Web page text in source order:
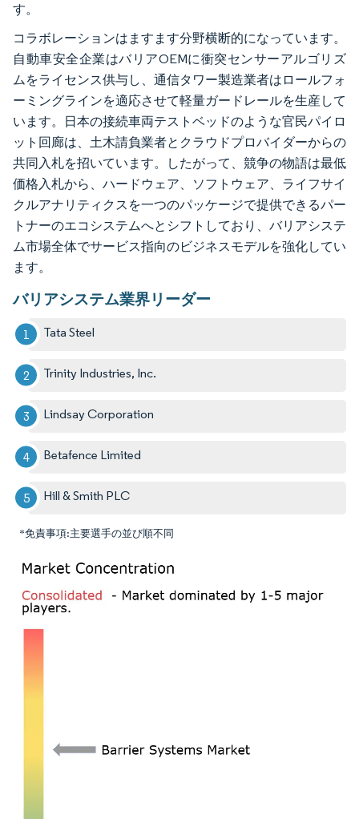
す。
コラボレーションはますます分野横断的になっています。
自動車安全企業はバリアOEMに衝突センサーアルゴリズ
ムをライセンス供与し、通信タワー製造業者はロールフォ
ーミングラインを適応させて軽量ガードレールを生産して
います。日本の接続車両テストベッドのような官民パイロ
ット回廊は、土木請負業者とクラウドプロバイダーからの
共同入札を招いています。したがって、競争の物語は最低
価格入札から、ハードウェア、ソフトウェア、ライフサイ
クルアナリティクスを一つのパッケージで提供できるパー
トナーのエコシステムへとシフトしており、バリアシステ
ム市場全体でサービス指向のビジネスモデルを強化してい
ます。
バリアシステム業界リーダー
Tata Steel
Trinity Industries, Inc.
Lindsay Corporation
Betafence Limited
Hill & Smith PLC
*免責事項:主要選手の並び順不同